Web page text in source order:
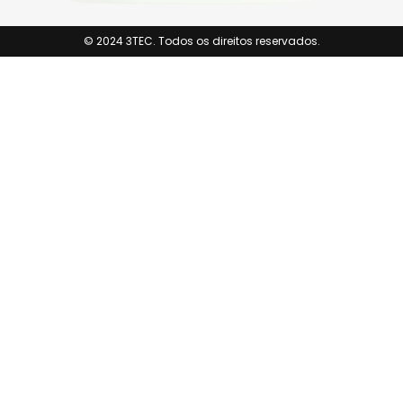
© 2024 3TEC. Todos os direitos reservados.